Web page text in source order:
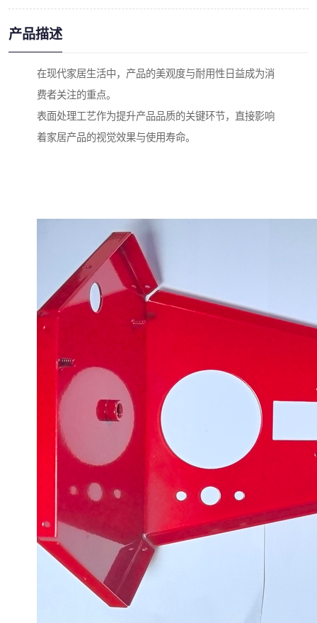
产品描述
在现代家居生活中，产品的美观度与耐用性日益成为消
费者关注的重点。
表面处理工艺作为提升产品品质的关键环节，直接影响
着家居产品的视觉效果与使用寿命。